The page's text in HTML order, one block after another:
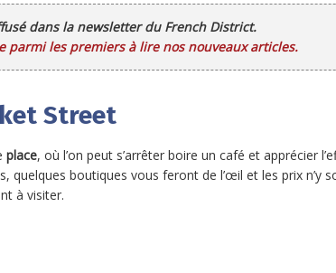
dans la newsletter du French District.
parmi les premiers à lire nos nouveaux articles.
Street
place, où l’on peut s’arrêter boire un café et apprécier
quelques boutiques vous feront de l’œil et les prix n’y
à visiter.